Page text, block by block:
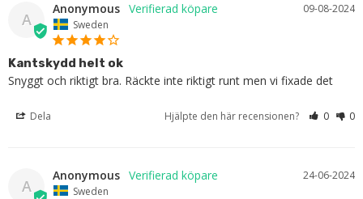
A
09-08-2024
Anonymous
Sweden
Kantskydd helt ok
Snyggt och riktigt bra. Räckte inte riktigt runt men vi fixade det
Dela Hjälpte den här recensionen? 0 0
A
24-06-2024
Anonymous
Sweden